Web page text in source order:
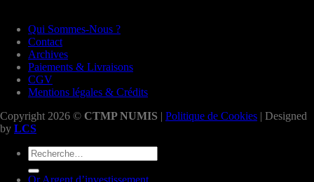
Qui Sommes-Nous ?
Contact
Archives
Paiements & Livraisons
CGV
Mentions légales & Crédits
Copyright 2026 © CTMP NUMIS | Politique de Cookies | Designed
by LCS
Recherche
pour :
Or Argent d’investissement